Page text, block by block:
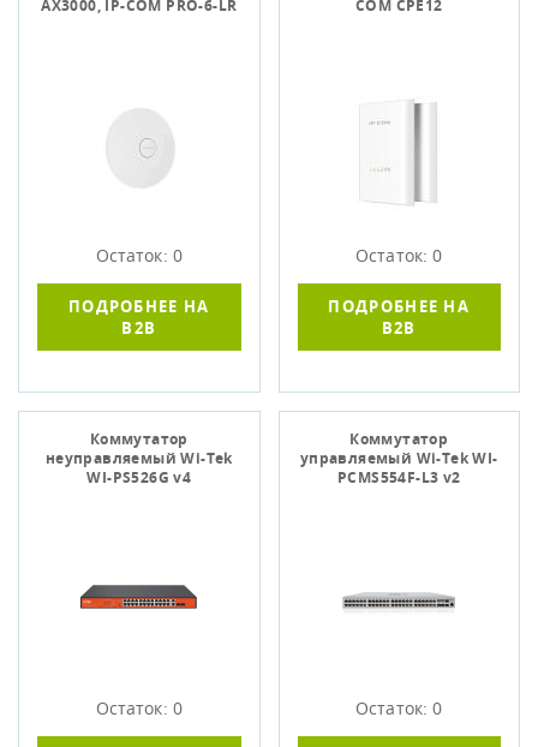
AX3000, IP-COM PRO-6-LR
Остаток: 0
ПОДРОБНЕЕ НА
B2B
COM CPE12
Остаток: 0
ПОДРОБНЕЕ НА
B2B
Коммутатор
неуправляемый Wi-Tek
WI-PS526G v4
Остаток: 0
Коммутатор
управляемый Wi-Tek WI-
PCMS554F-L3 v2
Остаток: 0